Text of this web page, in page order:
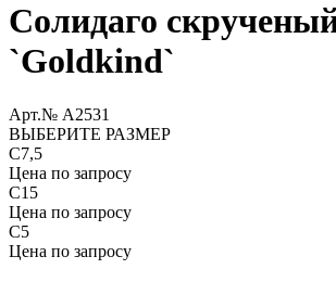
Солидаго
`Goldkind`
Арт.№ A2531
ВЫБЕРИТЕ РАЗМЕР
С7,5
Цена по запросу
С15
Цена по запросу
С5
Цена по запросу